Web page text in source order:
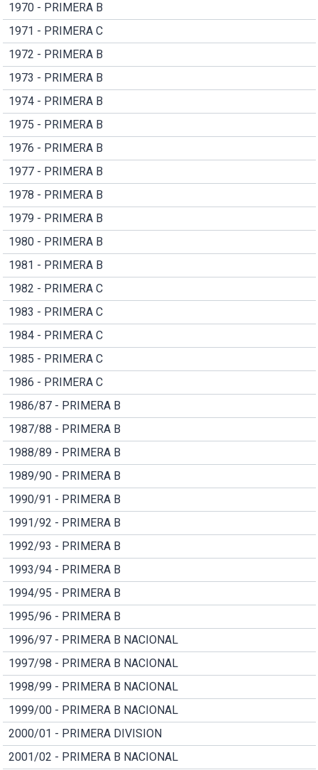
1970 - PRIMERA B
1971 - PRIMERA C
1972 - PRIMERA B
1973 - PRIMERA B
1974 - PRIMERA B
1975 - PRIMERA B
1976 - PRIMERA B
1977 - PRIMERA B
1978 - PRIMERA B
1979 - PRIMERA B
1980 - PRIMERA B
1981 - PRIMERA B
1982 - PRIMERA C
1983 - PRIMERA C
1984 - PRIMERA C
1985 - PRIMERA C
1986 - PRIMERA C
1986/87 - PRIMERA B
1987/88 - PRIMERA B
1988/89 - PRIMERA B
1989/90 - PRIMERA B
1990/91 - PRIMERA B
1991/92 - PRIMERA B
1992/93 - PRIMERA B
1993/94 - PRIMERA B
1994/95 - PRIMERA B
1995/96 - PRIMERA B
1996/97 - PRIMERA B NACIONAL
1997/98 - PRIMERA B NACIONAL
1998/99 - PRIMERA B NACIONAL
1999/00 - PRIMERA B NACIONAL
2000/01 - PRIMERA DIVISION
2001/02 - PRIMERA B NACIONAL